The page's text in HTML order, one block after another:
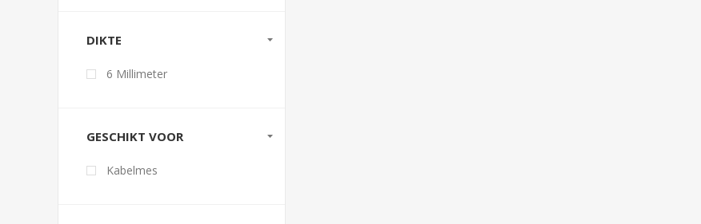
DIKTE
6 Millimeter
GESCHIKT VOOR
Kabelmes